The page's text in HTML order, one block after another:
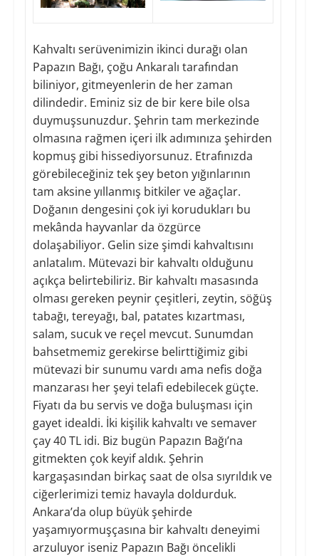
Kahvaltı serüvenimizin ikinci durağı olan
Papazın Bağı, çoğu Ankaralı tarafından
biliniyor, gitmeyenlerin de her zaman
dilindedir. Eminiz siz de bir kere bile olsa
duymuşsunuzdur. Şehrin tam merkezinde
olmasına rağmen içeri ilk adımınıza şehirden
kopmuş gibi hissediyorsunuz. Etrafınızda
görebileceğiniz tek şey beton yığınlarının
tam aksine yıllanmış bitkiler ve ağaçlar.
Doğanın dengesini çok iyi korudukları bu
mekânda hayvanlar da özgürce
dolaşabiliyor. Gelin size şimdi kahvaltısını
anlatalım. Mütevazi bir kahvaltı olduğunu
açıkça belirtebiliriz. Bir kahvaltı masasında
olması gereken peynir çeşitleri, zeytin, söğüş
tabağı, tereyağı, bal, patates kızartması,
salam, sucuk ve reçel mevcut. Sunumdan
bahsetmemiz gerekirse belirttiğimiz gibi
mütevazi bir sunumu vardı ama nefis doğa
manzarası her şeyi telafi edebilecek güçte.
Fiyatı da bu servis ve doğa buluşması için
gayet idealdi. İki kişilik kahvaltı ve semaver
çay 40 TL idi. Biz bugün Papazın Bağı’na
gitmekten çok keyif aldık. Şehrin
kargaşasından birkaç saat de olsa sıyrıldık ve
ciğerlerimizi temiz havayla doldurduk.
Ankara’da olup büyük şehirde
yaşamıyormuşçasına bir kahvaltı deneyimi
arzuluyor iseniz Papazın Bağı öncelikli